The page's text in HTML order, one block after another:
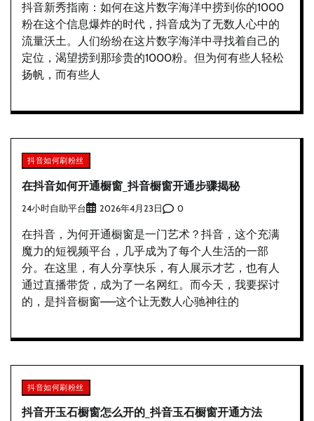
抖音新秀指南：如何在这片数字海洋中捞到你的1000
粉在这个信息爆炸的时代，抖音成为了无数人心中的
流量沃土。人们纷纷在这片数字海洋中寻找着自己的
定位，渴望捞到那珍贵的1000粉。但为何有些人轻松
扬帆，而有些人
抖音如何刷粉丝
在抖音如何开通橱窗_抖音橱窗开通步骤揭秘
24小时自助平台 2026年4月23日 0
在抖音，为何开通橱窗是一门艺术？抖音，这个充满
魔力的短视频平台，几乎成为了每个人生活的一部
分。在这里，有人分享快乐，有人展示才艺，也有人
通过直播带货，成为了一名网红。而今天，我要探讨
的，是抖音橱窗——这个让无数人心驰神往的
抖音如何刷粉丝
抖音开玉石橱窗怎么开的_抖音玉石橱窗开通方法